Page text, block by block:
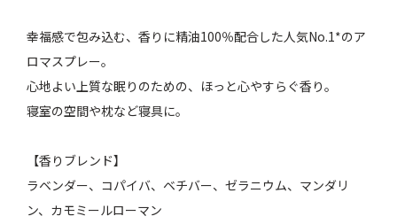
幸福感で包み込む、香りに精油100％配合した人気No.1*のア
ロマスプレー。
心地よい上質な眠りのための、ほっと心やすらぐ香り。
寝室の空間や枕など寝具に。
【香りブレンド】
ラベンダー、コパイバ、ベチバー、ゼラニウム、マンダリ
ン、カモミールローマン